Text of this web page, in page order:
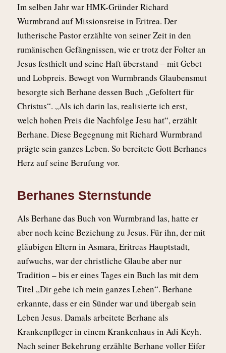
Im selben Jahr war HMK-Gründer Richard
Wurmbrand auf Missionsreise in Eritrea. Der
lutherische Pastor erzählte von seiner Zeit in den
rumänischen Gefängnissen, wie er trotz der Folter an
Jesus festhielt und seine Haft überstand – mit Gebet
und Lobpreis. Bewegt von Wurmbrands Glaubensmut
besorgte sich Berhane dessen Buch „Gefoltert für
Christus“. „Als ich darin las, realisierte ich erst,
welch hohen Preis die Nachfolge Jesu hat“, erzählt
Berhane. Diese Begegnung mit Richard Wurmbrand
prägte sein ganzes Leben. So bereitete Gott Berhanes
Herz auf seine Berufung vor.
Berhanes Sternstunde
Als Berhane das Buch von Wurmbrand las, hatte er
aber noch keine Beziehung zu Jesus. Für ihn, der mit
gläubigen Eltern in Asmara, Eritreas Hauptstadt,
aufwuchs, war der christliche Glaube aber nur
Tradition – bis er eines Tages ein Buch las mit dem
Titel „Dir gebe ich mein ganzes Leben“. Berhane
erkannte, dass er ein Sünder war und übergab sein
Leben Jesus. Damals arbeitete Berhane als
Krankenpfleger in einem Krankenhaus in Adi Keyh.
Nach seiner Bekehrung erzählte Berhane voller Eifer